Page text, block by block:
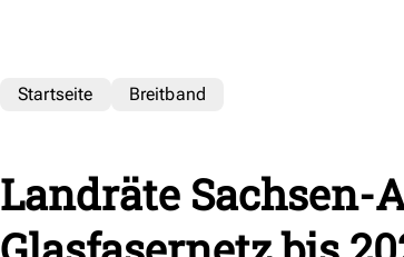
Startseite Breitband
Landräte Sachsen-